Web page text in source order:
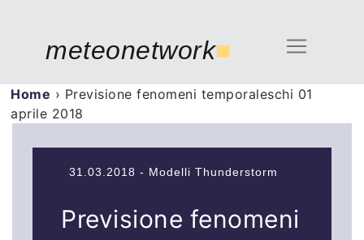
meteonetwork■
Home › Previsione fenomeni temporaleschi 01
aprile 2018
31.03.2018 - Modelli Thunderstorm
Previsione fenomeni